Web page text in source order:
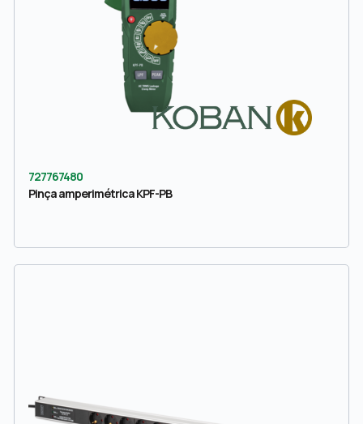
727767480
Pinça amperimétrica KPF-PB